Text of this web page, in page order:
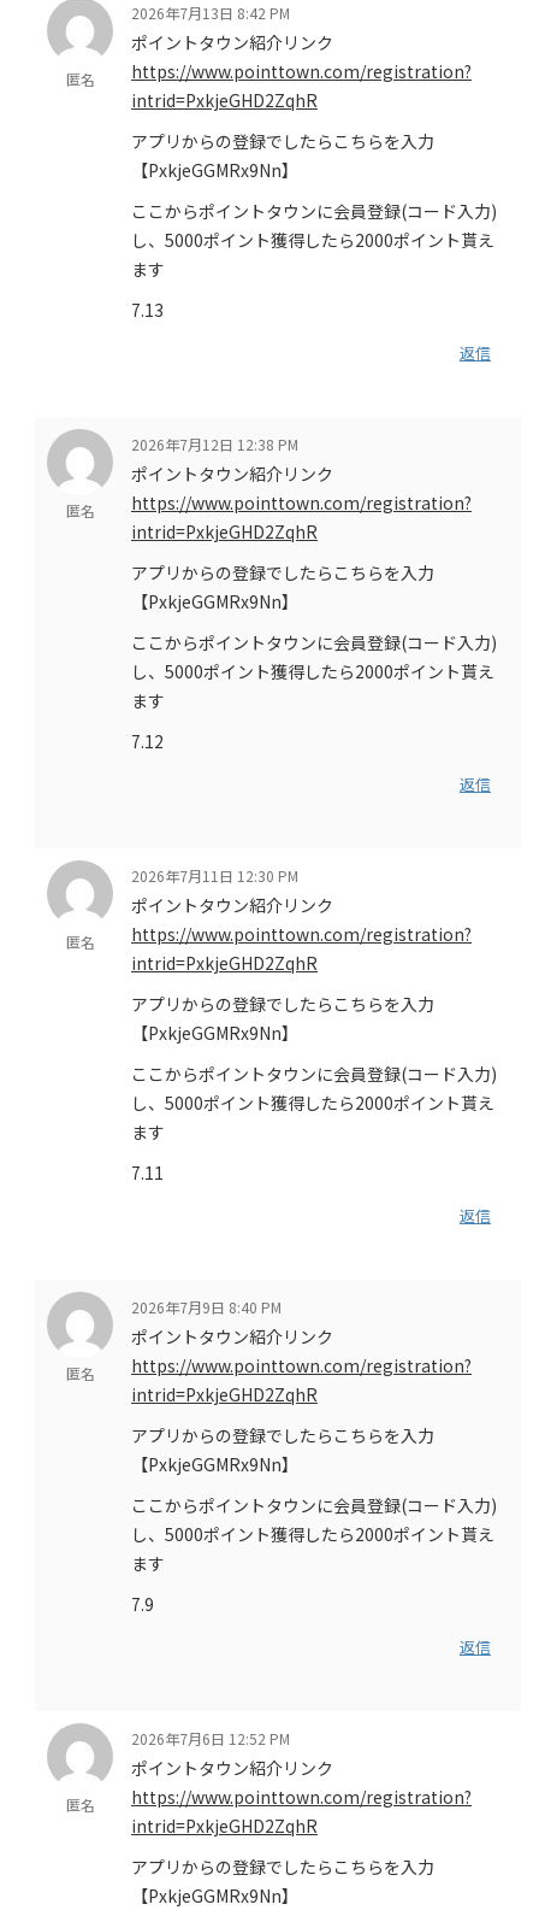
匿名
2026年7月13日 8:42 PM
ポイントタウン紹介リンク
https://www.pointtown.com/registration?
intrid=PxkjeGHD2ZqhR
アプリからの登録でしたらこちらを入力
【PxkjeGGMRx9Nn】
ここからポイントタウンに会員登録(コード入力)
し、5000ポイント獲得したら2000ポイント貰え
ます
7.13
返信
匿名
2026年7月12日 12:38 PM
ポイントタウン紹介リンク
https://www.pointtown.com/registration?
intrid=PxkjeGHD2ZqhR
アプリからの登録でしたらこちらを入力
【PxkjeGGMRx9Nn】
ここからポイントタウンに会員登録(コード入力)
し、5000ポイント獲得したら2000ポイント貰え
ます
7.12
返信
匿名
2026年7月11日 12:30 PM
ポイントタウン紹介リンク
https://www.pointtown.com/registration?
intrid=PxkjeGHD2ZqhR
アプリからの登録でしたらこちらを入力
【PxkjeGGMRx9Nn】
ここからポイントタウンに会員登録(コード入力)
し、5000ポイント獲得したら2000ポイント貰え
ます
7.11
返信
匿名
2026年7月9日 8:40 PM
ポイントタウン紹介リンク
https://www.pointtown.com/registration?
intrid=PxkjeGHD2ZqhR
アプリからの登録でしたらこちらを入力
【PxkjeGGMRx9Nn】
ここからポイントタウンに会員登録(コード入力)
し、5000ポイント獲得したら2000ポイント貰え
ます
7.9
返信
匿名
2026年7月6日 12:52 PM
ポイントタウン紹介リンク
https://www.pointtown.com/registration?
intrid=PxkjeGHD2ZqhR
アプリからの登録でしたらこちらを入力
【PxkjeGGMRx9Nn】